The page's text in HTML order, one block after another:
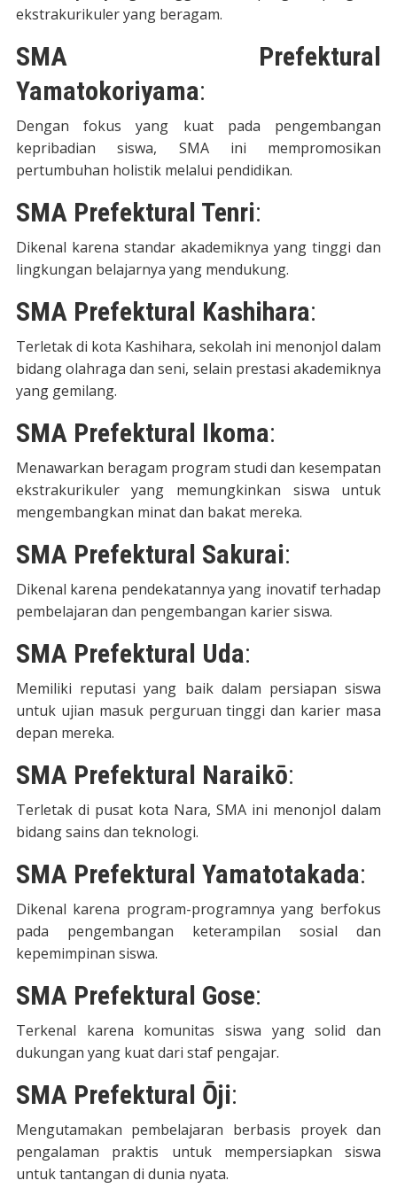
ekstrakurikuler yang beragam.
SMA Prefektural
Yamatokoriyama:
Dengan fokus yang kuat pada pengembangan
kepribadian siswa, SMA ini mempromosikan
pertumbuhan holistik melalui pendidikan.
SMA Prefektural Tenri:
Dikenal karena standar akademiknya yang tinggi dan
lingkungan belajarnya yang mendukung.
SMA Prefektural Kashihara:
Terletak di kota Kashihara, sekolah ini menonjol dalam
bidang olahraga dan seni, selain prestasi akademiknya
yang gemilang.
SMA Prefektural Ikoma:
Menawarkan beragam program studi dan kesempatan
ekstrakurikuler yang memungkinkan siswa untuk
mengembangkan minat dan bakat mereka.
SMA Prefektural Sakurai:
Dikenal karena pendekatannya yang inovatif terhadap
pembelajaran dan pengembangan karier siswa.
SMA Prefektural Uda:
Memiliki reputasi yang baik dalam persiapan siswa
untuk ujian masuk perguruan tinggi dan karier masa
depan mereka.
SMA Prefektural Naraikō:
Terletak di pusat kota Nara, SMA ini menonjol dalam
bidang sains dan teknologi.
SMA Prefektural Yamatotakada:
Dikenal karena program-programnya yang berfokus
pada pengembangan keterampilan sosial dan
kepemimpinan siswa.
SMA Prefektural Gose:
Terkenal karena komunitas siswa yang solid dan
dukungan yang kuat dari staf pengajar.
SMA Prefektural Ōji:
Mengutamakan pembelajaran berbasis proyek dan
pengalaman praktis untuk mempersiapkan siswa
untuk tantangan di dunia nyata.